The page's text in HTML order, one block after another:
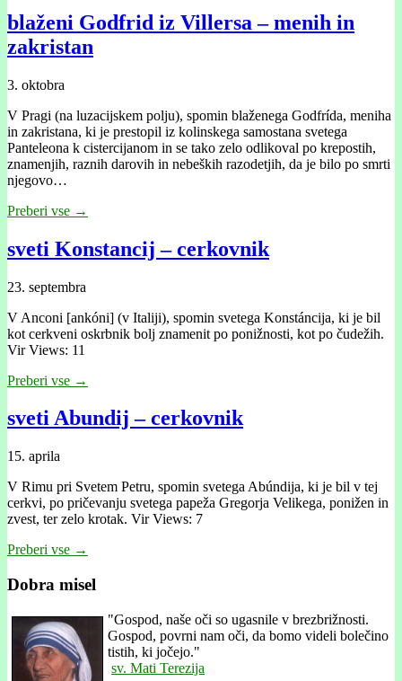
blaženi Godfrid iz Villersa – menih in
zakristan
3. oktobra
V Pragi (na luzacijskem polju), spomin blaženega Godfrída, meniha
in zakristana, ki je prestopil iz kolinskega samostana svetega
Panteleona k cistercijanom in se tako zelo odlikoval po krepostih,
znamenjih, raznih darovih in nebeških razodetjih, da je bilo po smrti
njegovo…
Preberi vse →
sveti Konstancij – cerkovnik
23. septembra
V Anconi [ankóni] (v Italiji), spomin svetega Konstáncija, ki je bil
kot cerkveni oskrbnik bolj znamenit po ponižnosti, kot po čudežih.
Vir Views: 11
Preberi vse →
sveti Abundij – cerkovnik
15. aprila
V Rimu pri Svetem Petru, spomin svetega Abúndija, ki je bil v tej
cerkvi, po pričevanju svetega papeža Gregorja Velikega, ponižen in
zvest, ter zelo krotak. Vir Views: 7
Preberi vse →
Dobra misel
"Gospod, naše oči so ugasnile v brezbrižnosti.
Gospod, povrni nam oči, da bomo videli bolečino
tistih, ki jočejo."
sv. Mati Terezija